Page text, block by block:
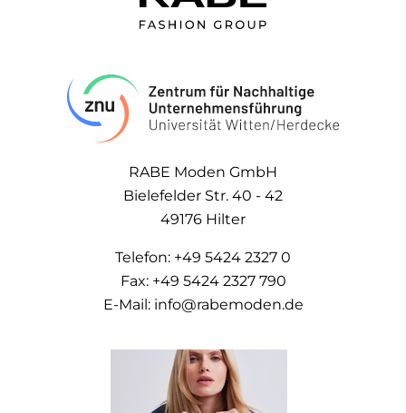
RABE Moden GmbH
Bielefelder Str. 40 - 42
49176 Hilter
Telefon: +49 5424 2327 0
Fax: +49 5424 2327 790
E-Mail: info@rabemoden.de